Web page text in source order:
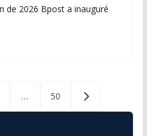
de 2026 Bpost a inauguré
… 50